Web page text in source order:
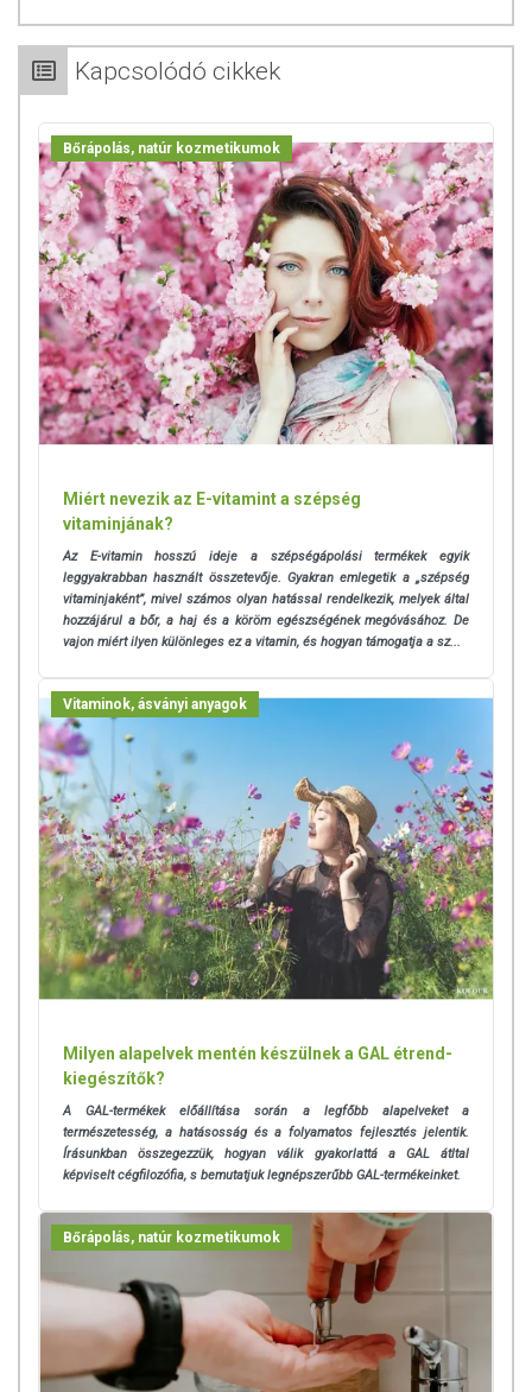
hogy naprakészek legyenek. Szeretnénk felhívni azonban a figyelmet,
hogy ennek ellenére a webshopon szereplő adatok (beleértve a
tájékoztató jellegűek, a tényleges értékek eltérhetnek az élelmiszerek
természetéből adódóan. A friss, aktuális információkat a termékek
csomagolásán találják meg.
Az étrend-kiegészítők az érvényben levő európai uniós szabályozás
szerint élelmiszereknek minősülnek, amelyek a hagyományos étrend
kiegészítését szolgálják, és koncentrált formában tartalmaznak
tápanyagokat. Bár az étrend-kiegészítők kedvező élettani hatással
rendelkezhetnek, amely egyénenként eltérő lehet, jelölésük,
megjelenítésük, és reklámozásuk során nem engedélyezett a
készítményeknek betegséget megelőző vagy gyógyító hatást
tulajdonítani.
egészséges életmódot! A termék nem gyógyít betegségeket! A termék
nem az orvosi kezelés helyettesítésére alkalmas! Betegség esetén
fogyasztási mennyiséget ne lépje túl! Ne szedje a készítményt, ha az
összetevők bármelyikére érzékeny vagy allergiás! Kisgyermektől
elzárva tartandó!
Kapcsolódó cikkek
Bőrápolás, natúr kozmetikumok
Miért nevezik az E-vitamint a szépség
vitaminjának?
Az E-vitamin hosszú ideje a szépségápolási termékek egyik
leggyakrabban használt összetevője. Gyakran emlegetik a „szépség
vitaminjaként”, mivel számos olyan hatással rendelkezik, melyek által
hozzájárul a bőr, a haj és a köröm egészségének megóvásához. De
vajon miért ilyen különleges ez a vitamin, és hogyan támogatja a sz...
Vitaminok, ásványi anyagok
Milyen alapelvek mentén készülnek a GAL étrend-
kiegészítők?
A GAL-termékek előállítása során a legfőbb alapelveket a
természetesség, a hatásosság és a folyamatos fejlesztés jelentik.
Írásunkban összegezzük, hogyan válik gyakorlattá a GAL átltal
képviselt cégfilozófia, s bemutatjuk legnépszerűbb GAL-termékeinket.
Bőrápolás, natúr kozmetikumok